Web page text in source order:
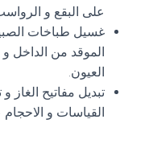
على البقع و
غسيل طباخات
الموقد من الداخل
العيون.
تبديل مفاتيح الغاز
القياسات و